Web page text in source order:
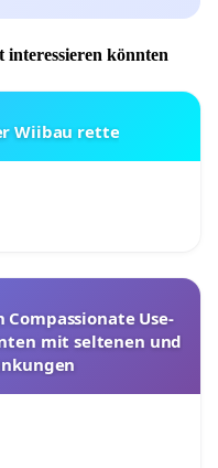
interessieren könnten
Wiibau rette
Use-
mit seltenen und